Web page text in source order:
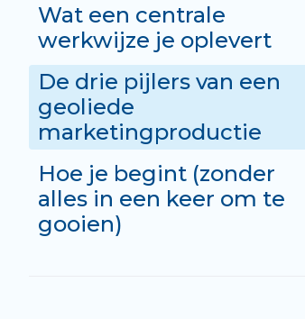
Wat een centrale
werkwijze je oplevert
De drie pijlers van een
geoliede
marketingproductie
Hoe je begint (zonder
alles in een keer om te
gooien)